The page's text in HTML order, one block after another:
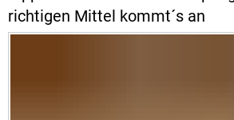
richtigen Mittel kommt´s an